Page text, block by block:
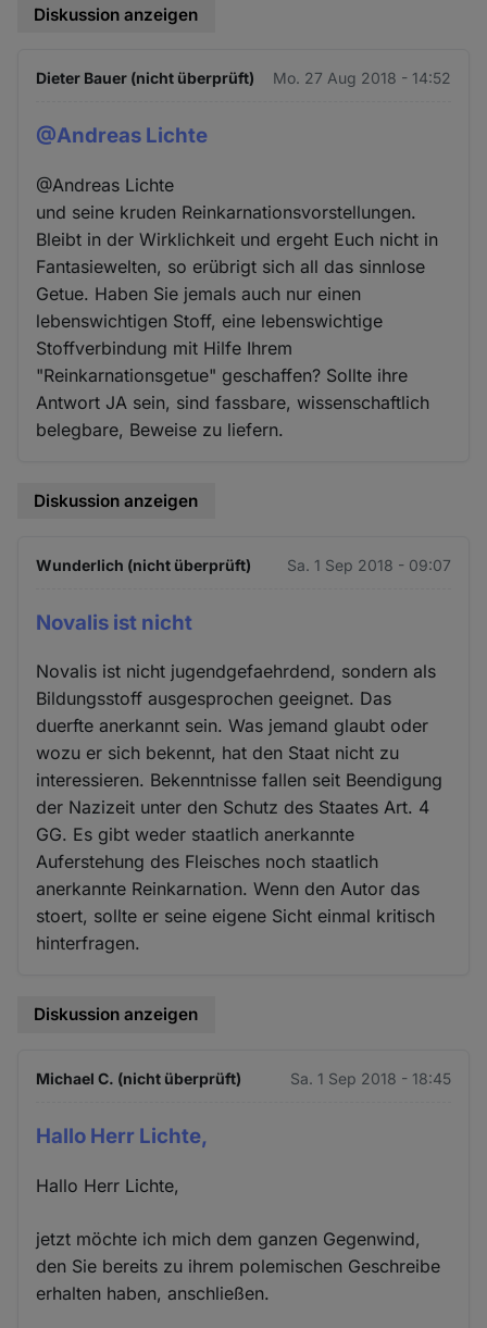
Diskussion anzeigen
Dieter Bauer (nicht überprüft) Mo. 27 Aug 2018 - 14:52
@Andreas Lichte
@Andreas Lichte
und seine kruden Reinkarnationsvorstellungen.
Bleibt in der Wirklichkeit und ergeht Euch nicht in
Fantasiewelten, so erübrigt sich all das sinnlose
Getue. Haben Sie jemals auch nur einen
lebenswichtigen Stoff, eine lebenswichtige
Stoffverbindung mit Hilfe Ihrem
"Reinkarnationsgetue" geschaffen? Sollte ihre
Antwort JA sein, sind fassbare, wissenschaftlich
belegbare, Beweise zu liefern.
Diskussion anzeigen
Wunderlich (nicht überprüft) Sa. 1 Sep 2018 - 09:07
Novalis ist nicht
Novalis ist nicht jugendgefaehrdend, sondern als
Bildungsstoff ausgesprochen geeignet. Das
duerfte anerkannt sein. Was jemand glaubt oder
wozu er sich bekennt, hat den Staat nicht zu
interessieren. Bekenntnisse fallen seit Beendigung
der Nazizeit unter den Schutz des Staates Art. 4
GG. Es gibt weder staatlich anerkannte
Auferstehung des Fleisches noch staatlich
anerkannte Reinkarnation. Wenn den Autor das
stoert, sollte er seine eigene Sicht einmal kritisch
hinterfragen.
Diskussion anzeigen
Michael C. (nicht überprüft) Sa. 1 Sep 2018 - 18:45
Hallo Herr Lichte,
Hallo Herr Lichte,
jetzt möchte ich mich dem ganzen Gegenwind,
den Sie bereits zu ihrem polemischen Geschreibe
erhalten haben, anschließen.